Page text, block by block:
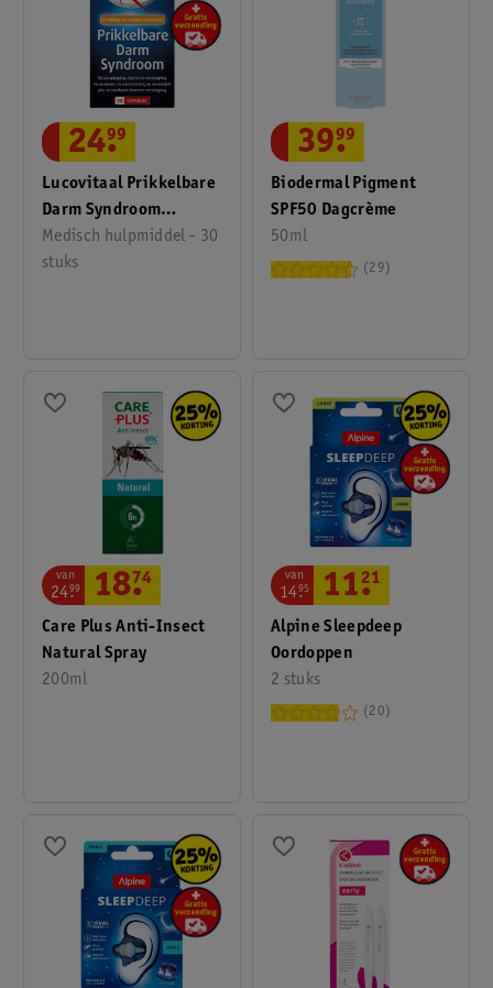
Lucovitaal Prikkelbare
Darm Syndroom
Capsules
Medisch hulpmiddel - 30
stuks
24.
99
Biodermal Pigment
SPF50 Dagcrème
50ml
39.
99
29
Care Plus Anti-Insect
Natural Spray
200ml
van
24.
99 18.
74
Alpine Sleepdeep
Oordoppen
2 stuks
van
14.
95 11.
21
20